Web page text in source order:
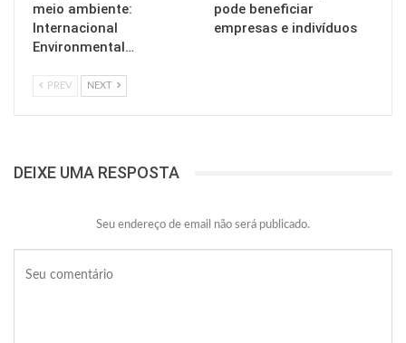
meio ambiente:
Internacional
Environmental…
pode beneficiar
empresas e indivíduos
PREV NEXT
DEIXE UMA RESPOSTA
Seu endereço de email não será publicado.